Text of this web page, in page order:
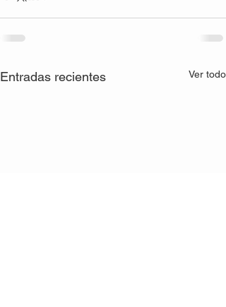
Entradas recientes Ver todo